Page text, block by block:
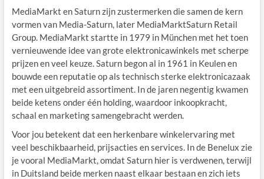
MediaMarkt en Saturn zijn zustermerken die samen de kern
vormen van Media-Saturn, later MediaMarktSaturn Retail
Group. MediaMarkt startte in 1979 in München met het toen
vernieuwende idee van grote elektronicawinkels met scherpe
prijzen en veel keuze. Saturn begon al in 1961 in Keulen en
bouwde een reputatie op als technisch sterke elektronicazaak
met een uitgebreid assortiment. In de jaren negentig kwamen
beide ketens onder één holding, waardoor inkoopkracht,
schaal en marketing samengebracht werden.
Voor jou betekent dat een herkenbare winkelervaring met
veel beschikbaarheid, prijsacties en services. In de Benelux zie
je vooral MediaMarkt, omdat Saturn hier is verdwenen, terwijl
in Duitsland beide merken naast elkaar bestaan en zich iets